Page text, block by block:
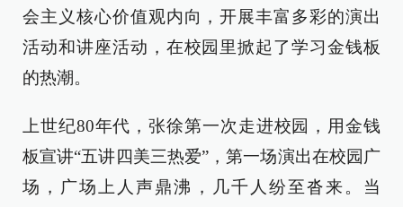
会主义核心价值观内向，开展丰富多彩的演出
活动和讲座活动，在校园里掀起了学习金钱板
的热潮。
上世纪80年代，张徐第一次走进校园，用金钱
板宣讲“五讲四美三热爱”，第一场演出在校园广
场，广场上人声鼎沸，几千人纷至沓来。当